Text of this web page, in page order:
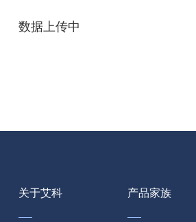
数据上传中
关于艾科 产品家族